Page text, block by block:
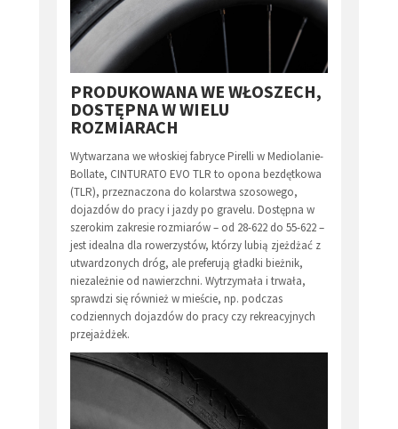
PRODUKOWANA WE WŁOSZECH,
DOSTĘPNA W WIELU
ROZMIARACH
Wytwarzana we włoskiej fabryce Pirelli w Mediolanie-
Bollate, CINTURATO EVO TLR to opona bezdętkowa
(TLR), przeznaczona do kolarstwa szosowego,
dojazdów do pracy i jazdy po gravelu. Dostępna w
szerokim zakresie rozmiarów – od 28-622 do 55-622 –
jest idealna dla rowerzystów, którzy lubią zjeżdżać z
utwardzonych dróg, ale preferują gładki bieżnik,
niezależnie od nawierzchni. Wytrzymała i trwała,
sprawdzi się również w mieście, np. podczas
codziennych dojazdów do pracy czy rekreacyjnych
przejażdżek.